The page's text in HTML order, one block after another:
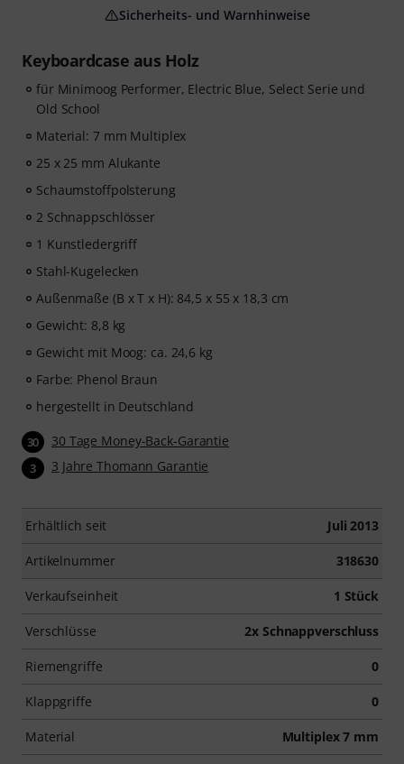
Keyboardcase aus Holz
für Minimoog Performer, Electric Blue, Select Serie und
Old School
Material: 7 mm Multiplex
25 x 25 mm Alukante
Schaumstoffpolsterung
2 Schnappschlösser
1 Kunstledergriff
Stahl-Kugelecken
Außenmaße (B x T x H): 84,5 x 55 x 18,3 cm
Gewicht: 8,8 kg
Gewicht mit Moog: ca. 24,6 kg
Farbe: Phenol Braun
hergestellt in Deutschland
30 30 Tage Money-Back-Garantie
3 3 Jahre Thomann Garantie
Erhältlich seit Juli 2013
Artikelnummer 318630
Verkaufseinheit 1 Stück
Verschlüsse 2x Schnappverschluss
Riemengriffe 0
Klappgriffe 0
Material Multiplex 7 mm
Sicherheits- und Warnhinweise